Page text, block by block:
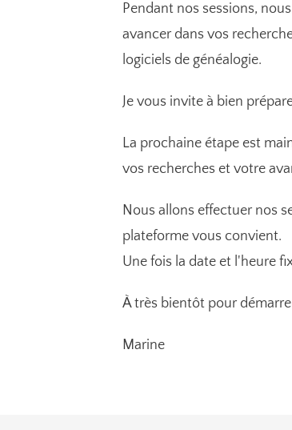
Pendant nos sessions,
avancer dans vos
logiciels de généalogie.
Je vous invite à bien
La prochaine étape est
vos recherches et votre
Nous allons effectuer nos
plateforme vous convient.
Une fois la date et l'heure
À très bientôt pour
Marine